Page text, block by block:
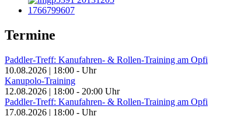
Termine
Paddler-Treff: Kanufahren- & Rollen-Training am Opfi
10.08.2026 | 18:00 - Uhr
Kanupolo-Training
12.08.2026 | 18:00 - 20:00 Uhr
Paddler-Treff: Kanufahren- & Rollen-Training am Opfi
17.08.2026 | 18:00 - Uhr